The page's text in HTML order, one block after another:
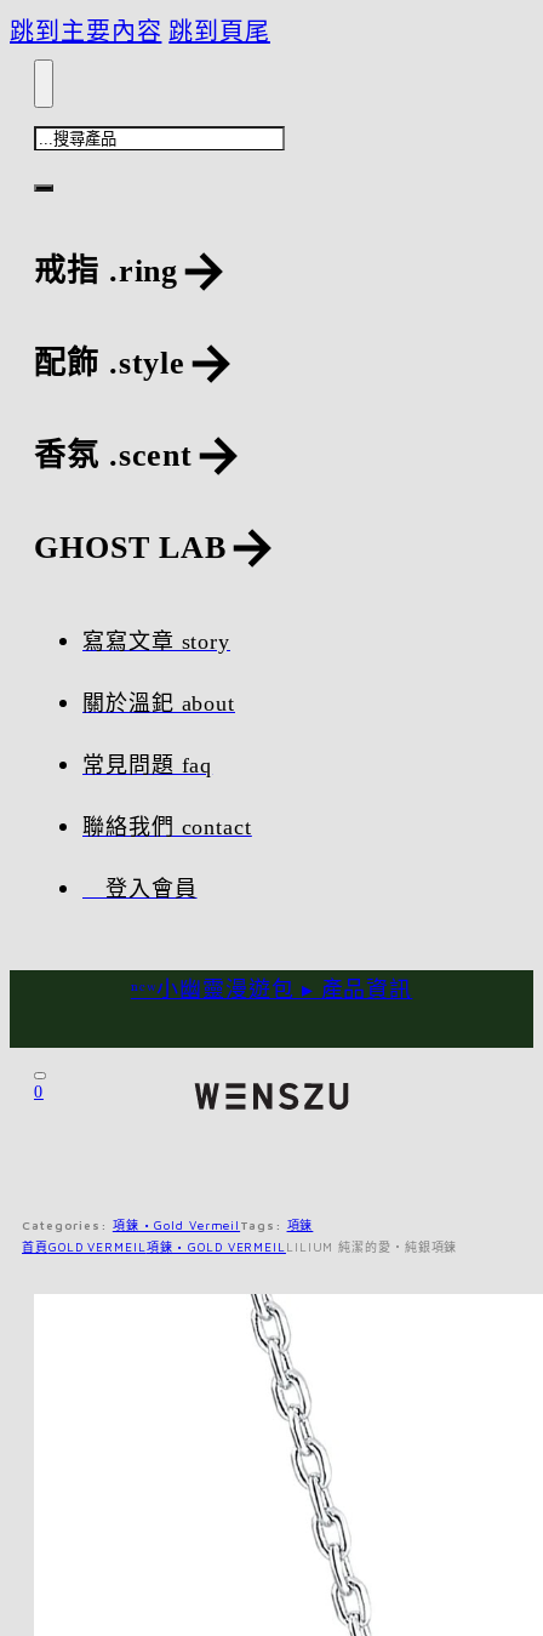
跳到主要內容 跳到頁尾
搜
尋
戒指 .ring
配飾 .style
香氛 .scent
GHOST LAB
寫寫文章 story
關於溫釲 about
常見問題 faq
聯絡我們 contact
登入會員
ⁿᵉʷ小幽靈漫遊包 ▸ 產品資訊
0
Categories: 項鍊 • Gold Vermeil Tags: 項鍊
首頁GOLD VERMEIL 項鍊 • GOLD VERMEIL LILIUM 純潔的愛・純銀項鍊